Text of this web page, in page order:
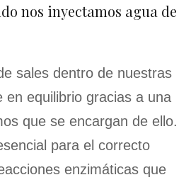
nos inyectamos agua de
sales dentro de nuestras
en equilibrio gracias a una
que se encargan de ello.
para el correcto
enzimáticas que